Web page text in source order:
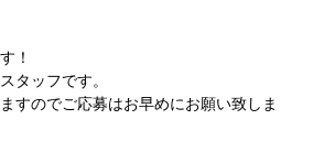
！
タッフです。
すのでご応募はお早めにお願い致しま